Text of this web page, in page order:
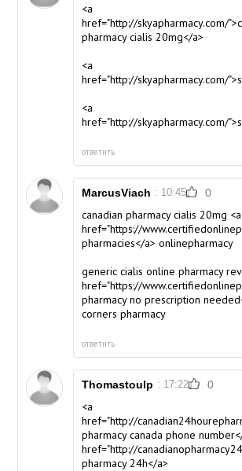
<a
href="http://skyapharmacy.com/
pharmacy cialis 20mg</a>
<a
href="http://skyapharmacy.com/
<a
href="http://skyapharmacy.com/
ответить
MarcusViach : 10:45 0
canadian pharmacy cialis 20mg <a
href="https://
pharmacies</a> onlinepharmacy
generic cialis online pharmacy
href="https://
pharmacy no prescription
corners pharmacy
ответить
Thomastoulp : 17:22 0
<a
href="http://
pharmacy canada phone
href="http://
pharmacy 24h</a>